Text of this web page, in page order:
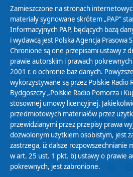
Cyfryzacja DAB+
Polityka ochrony danych
Abonament
Zamówienia publiczne
Biuletyn Informacji Publicznej
Zamieszczone na stronach
materiały sygnowane skrótem „PAP”
Informacyjnych PAP, będących bazą
i wydawcą jest Polska Agencja Prasowa
Chronione są one przepisami ustawy z
prawie autorskim i prawach
2001 r. o ochronie baz danych.
wykorzystywane są przez Polskie Radio
Bydgoszczy „Polskie Radio Pomorza i
stosownej umowy licencyjnej.
przedmiotowych materiałów przez
przewidzianymi przez przepisy prawa
dozwolonym użytkiem osobistym, jest
zastrzega, iż dalsze rozpowszechnianie
w art. 25 ust. 1 pkt. b) ustawy o prawie
pokrewnych, jest zabronione.